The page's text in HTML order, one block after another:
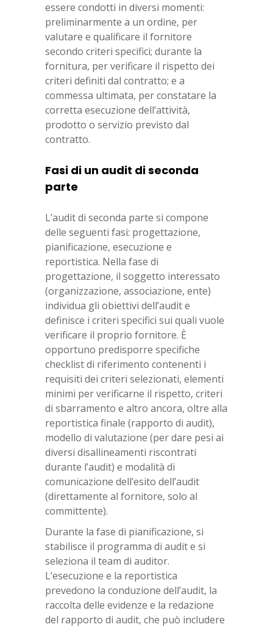
essere condotti in diversi momenti:
preliminarmente a un ordine, per
valutare e qualificare il fornitore
secondo criteri specifici; durante la
fornitura, per verificare il rispetto dei
criteri definiti dal contratto; e a
commessa ultimata, per constatare la
corretta esecuzione dell’attività,
prodotto o servizio previsto dal
contratto.
Fasi di un audit di seconda
parte
L’audit di seconda parte si compone
delle seguenti fasi: progettazione,
pianificazione, esecuzione e
reportistica. Nella fase di
progettazione, il soggetto interessato
(organizzazione, associazione, ente)
individua gli obiettivi dell’audit e
definisce i criteri specifici sui quali vuole
verificare il proprio fornitore. È
opportuno predisporre specifiche
checklist di riferimento contenenti i
requisiti dei criteri selezionati, elementi
minimi per verificarne il rispetto, criteri
di sbarramento e altro ancora, oltre alla
reportistica finale (rapporto di audit),
modello di valutazione (per dare pesi ai
diversi disallineamenti riscontrati
durante l’audit) e modalità di
comunicazione dell’esito dell’audit
(direttamente al fornitore, solo al
committente).
Durante la fase di pianificazione, si
stabilisce il programma di audit e si
seleziona il team di auditor.
L’esecuzione e la reportistica
prevedono la conduzione dell’audit, la
raccolta delle evidenze e la redazione
del rapporto di audit, che può includere